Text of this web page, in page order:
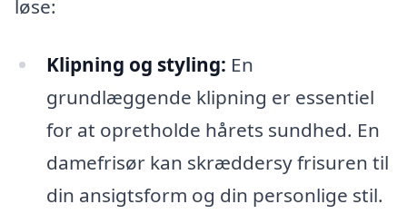
løse:
Klipning og styling: En
grundlæggende klipning er essentiel
for at opretholde hårets sundhed. En
damefrisør kan skræddersy frisuren til
din ansigtsform og din personlige stil.